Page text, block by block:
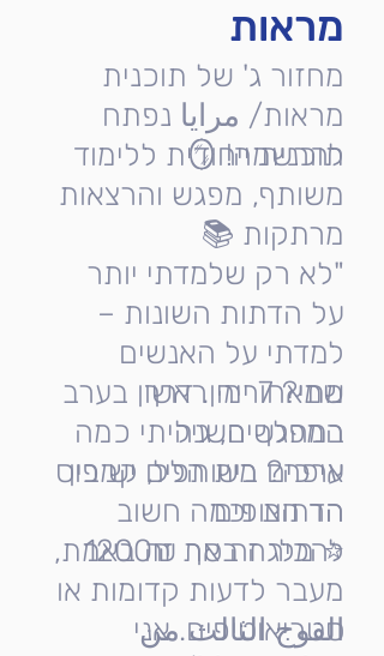
מחזור ג' של תוכנית
מראות/ مرايا נפתח
להרשמה! 🪞
תוכנית ייחודית ללימוד
משותף, מפגש והרצאות
מרתקות 📚
"לא רק שלמדתי יותר
על הדתות השונות –
למדתי על האנשים
שמאחוריהן. דרך
המפגשים, גיליתי כמה
ערכים משותפים יש בין
הדתות וכמה חשוב
להכיר זה את זה באמת,
מעבר לדעות קדומות או
סטריאוטיפים. אני
מתי? 7 ימי ראשון בערב
במהלך השנה
איפה? בית הלל, קמפוס
הר הצופים
⭐ מלגה בסך 1200₪
الفوج الثالث من
מראות